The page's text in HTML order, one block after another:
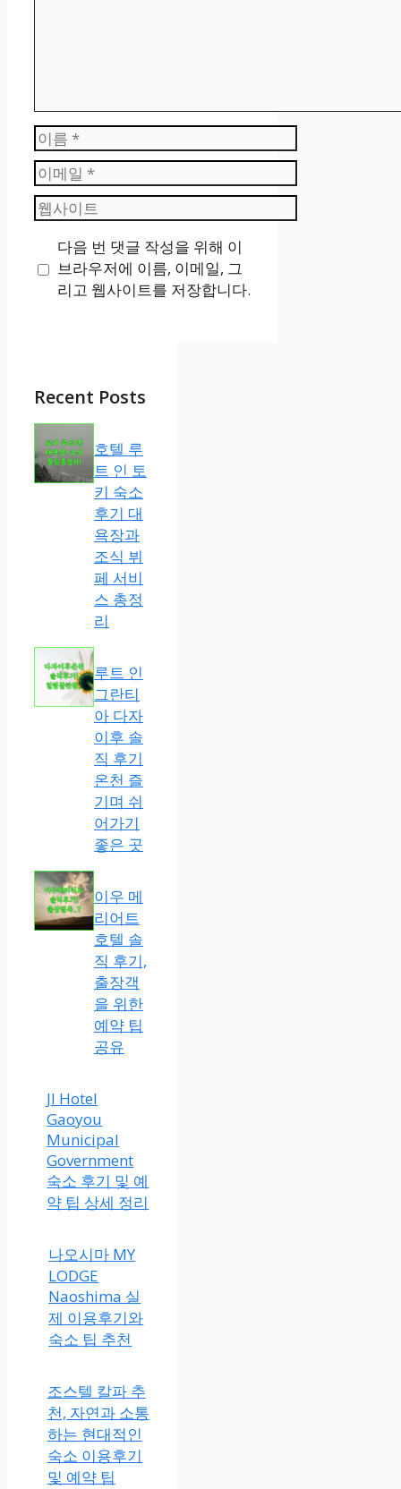
이
름
이
메
일
웹
사
트
다음 번 댓글 작성을 위해 이
브라우저에 이름, 이메일, 그
리고 웹사이트를 저장합니다.
Recent Posts
호텔 루
트 인 토
키 숙소
후기 대
욕장과
조식 뷔
페 서비
스 총정
리
루트 인
그란티
아 다자
이후 솔
직 후기
온천 즐
기며 쉬
어가기
좋은 곳
이우 메
리어트
호텔 솔
직 후기,
출장객
을 위한
예약 팁
공유
JI Hotel
Gaoyou
Municipal
Government
숙소 후기 및 예
약 팁 상세 정리
나오시마 MY
LODGE
Naoshima 실
제 이용후기와
숙소 팁 추천
조스텔 칼파 추
천, 자연과 소통
하는 현대적인
숙소 이용후기
및 예약 팁